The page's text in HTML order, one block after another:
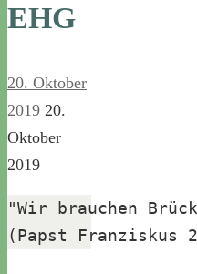
EHG
20. Oktober
2019 20.
Oktober
2019
"Wir brauchen
(Papst Franziskus